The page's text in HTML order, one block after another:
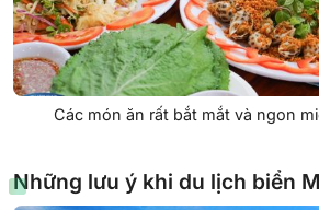
Các món ăn rất bắt mắt và ngon
Những lưu ý khi du lịch biển